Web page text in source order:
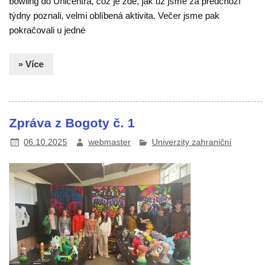
týdny poznali, velmi oblíbená aktivita. Večer jsme pak
pokračovali u jedné
» Více
Zpráva z Bogoty č. 1
06.10.2025 webmaster Univerzity zahraniční